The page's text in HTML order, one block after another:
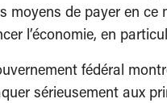
moyens de payer en
l’économie, en
fédéral
sérieusement aux